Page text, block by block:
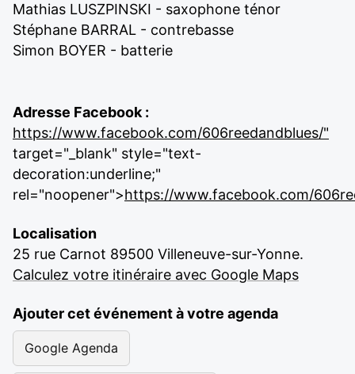
Mathias LUSZPINSKI - saxophone ténor
Stéphane BARRAL - contrebasse
Simon BOYER - batterie
Adresse Facebook :
https://www.facebook.com/606reedandblues/"
target="_blank" style="text-
decoration:underline;"
rel="noopener">https://www.facebook.com/
Localisation
25 rue Carnot 89500 Villeneuve-sur-Yonne.
Calculez votre itinéraire avec Google Maps
Ajouter cet événement à votre agenda
Google Agenda